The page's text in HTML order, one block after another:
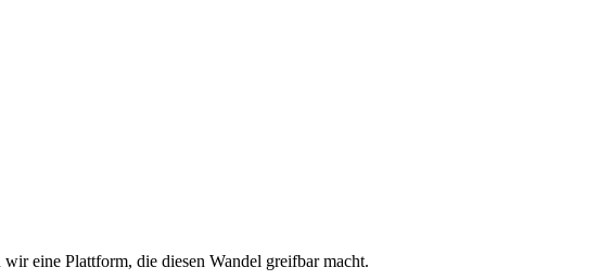
eine Plattform, die diesen Wandel greifbar macht.